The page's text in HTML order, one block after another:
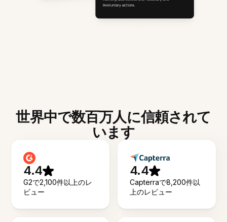
世界中で数百万人に信頼されて
います
4.4
G2で2,100件以上のレ
ビュー
4.4
Capterraで8,200件以
上のレビュー